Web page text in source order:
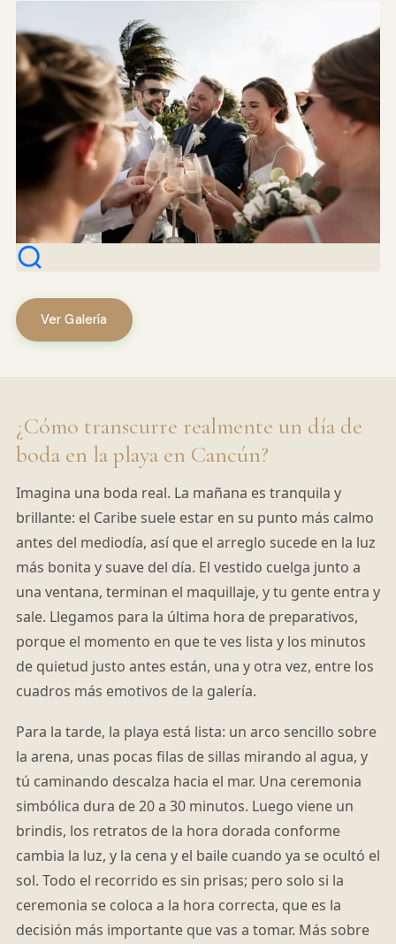
Ver Galería
¿Cómo transcurre realmente un día de
boda en la playa en Cancún?
Imagina una boda real. La mañana es tranquila y
brillante: el Caribe suele estar en su punto más calmo
antes del mediodía, así que el arreglo sucede en la luz
más bonita y suave del día. El vestido cuelga junto a
una ventana, terminan el maquillaje, y tu gente entra y
sale. Llegamos para la última hora de preparativos,
porque el momento en que te ves lista y los minutos
de quietud justo antes están, una y otra vez, entre los
cuadros más emotivos de la galería.
Para la tarde, la playa está lista: un arco sencillo sobre
la arena, unas pocas filas de sillas mirando al agua, y
tú caminando descalza hacia el mar. Una ceremonia
simbólica dura de 20 a 30 minutos. Luego viene un
brindis, los retratos de la hora dorada conforme
cambia la luz, y la cena y el baile cuando ya se ocultó el
sol. Todo el recorrido es sin prisas; pero solo si la
ceremonia se coloca a la hora correcta, que es la
decisión más importante que vas a tomar. Más sobre